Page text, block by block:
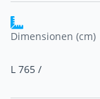
Dimensionen (cm)
L 765 /